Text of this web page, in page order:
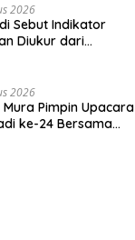
2026
Sebut Indikator
Diukur dari
2026
Mura Pimpin Upacara
ke-24 Bersama